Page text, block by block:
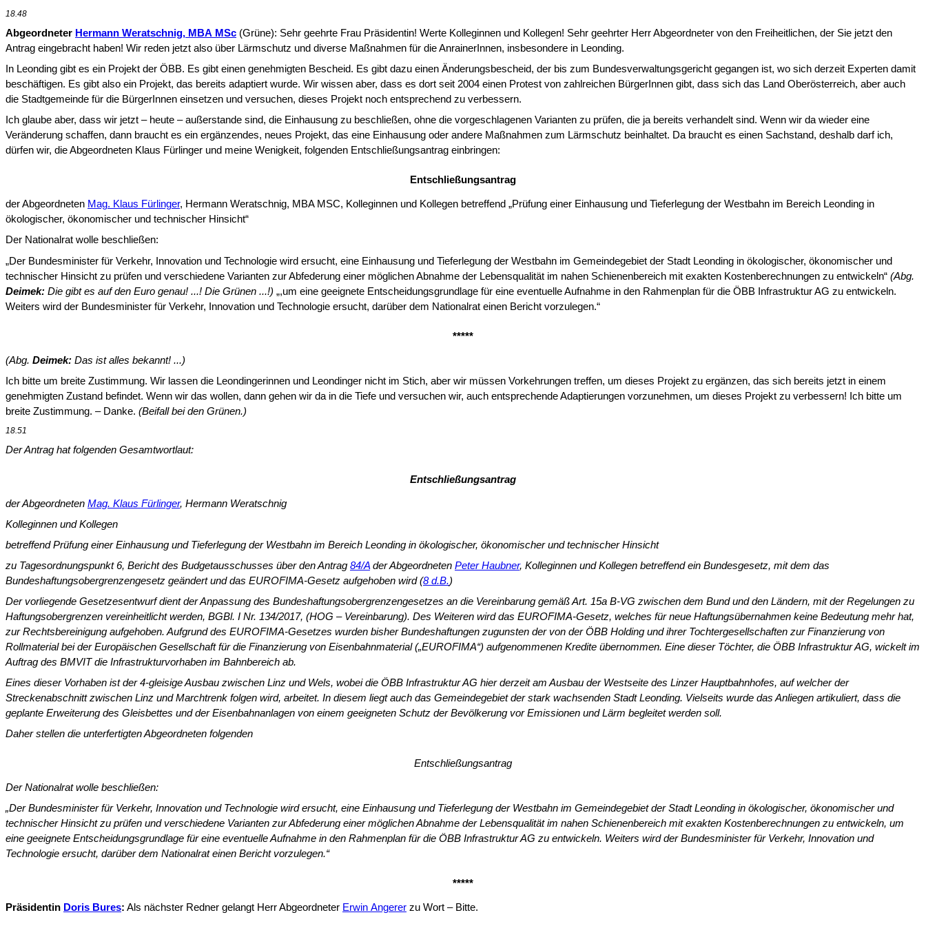
18.48
Abgeordneter Hermann Weratschnig, MBA MSc (Grüne): Sehr geehrte Frau Präsi­dentin! Werte Kolleginnen und Kollegen! Sehr geehrter Herr Abgeordneter von den Freiheitlichen, der Sie jetzt den
Antrag eingebracht haben! Wir reden jetzt also über Lärmschutz und diverse Maßnahmen für die AnrainerInnen, insbesondere in Leonding.
In Leonding gibt es ein Projekt der ÖBB. Es gibt einen genehmigten Bescheid. Es gibt dazu einen Änderungsbescheid, der bis zum Bundesverwaltungsgericht gegangen ist, wo sich derzeit Experten damit
beschäftigen. Es gibt also ein Projekt, das bereits adaptiert wurde. Wir wissen aber, dass es dort seit 2004 einen Protest von zahlreichen BürgerInnen gibt, dass sich das Land Oberösterreich, aber auch
die Stadtgemeinde für die BürgerInnen einsetzen und versuchen, dieses Projekt noch entsprechend zu ver­bessern.
Ich glaube aber, dass wir jetzt – heute – außerstande sind, die Einhausung zu be­schließen, ohne die vorgeschlagenen Varianten zu prüfen, die ja bereits verhandelt sind. Wenn wir da wieder eine
Veränderung schaffen, dann braucht es ein ergänzen­des, neues Projekt, das eine Einhausung oder andere Maßnahmen zum Lärmschutz beinhaltet. Da braucht es einen Sachstand, deshalb darf ich,
dürfen wir, die Abgeord­neten Klaus Fürlinger und meine Wenigkeit, folgenden Entschließungsantrag ein­bringen:
Entschließungsantrag
der Abgeordneten Mag. Klaus Fürlinger, Hermann Weratschnig, MBA MSC, Kollegin­nen und Kollegen betreffend „Prüfung einer Einhausung und Tieferlegung der West­bahn im Bereich Leonding in
ökologischer, ökonomischer und technischer Hinsicht“
Der Nationalrat wolle beschließen:
„Der Bundesminister für Verkehr, Innovation und Technologie wird ersucht, eine Ein­hausung und Tieferlegung der Westbahn im Gemeindegebiet der Stadt Leonding in ökologischer, ökonomischer und
technischer Hinsicht zu prüfen und verschiedene Va­rianten zur Abfederung einer möglichen Abnahme der Lebensqualität im nahen Schie­nenbereich mit exakten Kostenberechnungen zu entwickeln“ (Abg.
Deimek: Die gibt es auf den Euro genau! ...! Die Grünen ...!) „,um eine geeignete Entscheidungsgrundlage für eine eventuelle Aufnahme in den Rahmenplan für die ÖBB Infrastruktur AG zu ent­wickeln.
Weiters wird der Bundesminister für Verkehr, Innovation und Technologie er­sucht, darüber dem Nationalrat einen Bericht vorzulegen.“
*****
(Abg. Deimek: Das ist alles bekannt! ...)
Ich bitte um breite Zustimmung. Wir lassen die Leondingerinnen und Leondinger nicht im Stich, aber wir müssen Vorkehrungen treffen, um dieses Projekt zu ergänzen, das sich bereits jetzt in einem
genehmigten Zustand befindet. Wenn wir das wollen, dann gehen wir da in die Tiefe und versuchen wir, auch entsprechende Adaptierungen vor­zunehmen, um dieses Projekt zu verbessern! Ich bitte um
breite Zustimmung. – Danke. (Beifall bei den Grünen.)
18.51
Der Antrag hat folgenden Gesamtwortlaut:
Entschließungsantrag
der Abgeordneten Mag. Klaus Fürlinger, Hermann Weratschnig
Kolleginnen und Kollegen
betreffend Prüfung einer Einhausung und Tieferlegung der Westbahn im Bereich Leon­ding in ökologischer, ökonomischer und technischer Hinsicht
zu Tagesordnungspunkt 6, Bericht des Budgetausschusses über den Antrag 84/A der Abgeordneten Peter Haubner, Kolleginnen und Kollegen betreffend ein Bundesgesetz, mit dem das
Bundeshaftungsobergrenzengesetz geändert und das EUROFIMA-Gesetz aufgehoben wird (8 d.B.)
Der vorliegende Gesetzesentwurf dient der Anpassung des Bundeshaftungsobergren­zengesetzes an die Vereinbarung gemäß Art. 15a B-VG zwischen dem Bund und den Ländern, mit der Regelungen zu
Haftungsobergrenzen vereinheitlicht werden, BGBl. I Nr. 134/2017, (HOG – Vereinbarung). Des Weiteren wird das EUROFIMA-Gesetz, wel­ches für neue Haftungsübernahmen keine Bedeutung mehr hat,
zur Rechtsbereinigung aufgehoben. Aufgrund des EUROFIMA-Gesetzes wurden bisher Bundeshaftungen zu­gunsten der von der ÖBB Holding und ihrer Tochtergesellschaften zur Finanzierung von
Rollmaterial bei der Europäischen Gesellschaft für die Finanzierung von Eisen­bahnmaterial („EUROFIMA“) aufgenommenen Kredite übernommen. Eine dieser Töch­ter, die ÖBB Infrastruktur AG, wickelt im
Auftrag des BMVIT die Infrastrukturvorhaben im Bahnbereich ab.
Eines dieser Vorhaben ist der 4-gleisige Ausbau zwischen Linz und Wels, wobei die ÖBB Infrastruktur AG hier derzeit am Ausbau der Westseite des Linzer Hauptbahn­hofes, auf welcher der
Streckenabschnitt zwischen Linz und Marchtrenk folgen wird, arbeitet. In diesem liegt auch das Gemeindegebiet der stark wachsenden Stadt Leon­ding. Vielseits wurde das Anliegen artikuliert, dass die
geplante Erweiterung des Gleis­bettes und der Eisenbahnanlagen von einem geeigneten Schutz der Bevölkerung vor Emissionen und Lärm begleitet werden soll.
Daher stellen die unterfertigten Abgeordneten folgenden
Entschließungsantrag
Der Nationalrat wolle beschließen:
„Der Bundesminister für Verkehr, Innovation und Technologie wird ersucht, eine Ein­hausung und Tieferlegung der Westbahn im Gemeindegebiet der Stadt Leonding in ökologischer, ökonomischer und
technischer Hinsicht zu prüfen und verschiedene Va­rianten zur Abfederung einer möglichen Abnahme der Lebensqualität im nahen Schie­nenbereich mit exakten Kostenberechnungen zu entwickeln, um
eine geeignete Ent­scheidungsgrundlage für eine eventuelle Aufnahme in den Rahmenplan für die ÖBB Infrastruktur AG zu entwickeln. Weiters wird der Bundesminister für Verkehr, Innova­tion und
Technologie ersucht, darüber dem Nationalrat einen Bericht vorzulegen.“
*****
Präsidentin Doris Bures: Als nächster Redner gelangt Herr Abgeordneter Erwin An­gerer zu Wort – Bitte.